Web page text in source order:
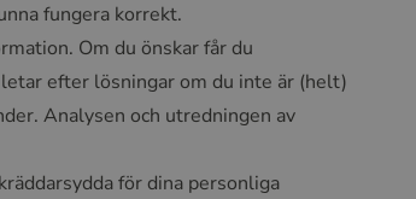
fungera korrekt.
Om du önskar får du
efter lösningar om du inte är (helt)
Analysen och utredningen av
för dina personliga